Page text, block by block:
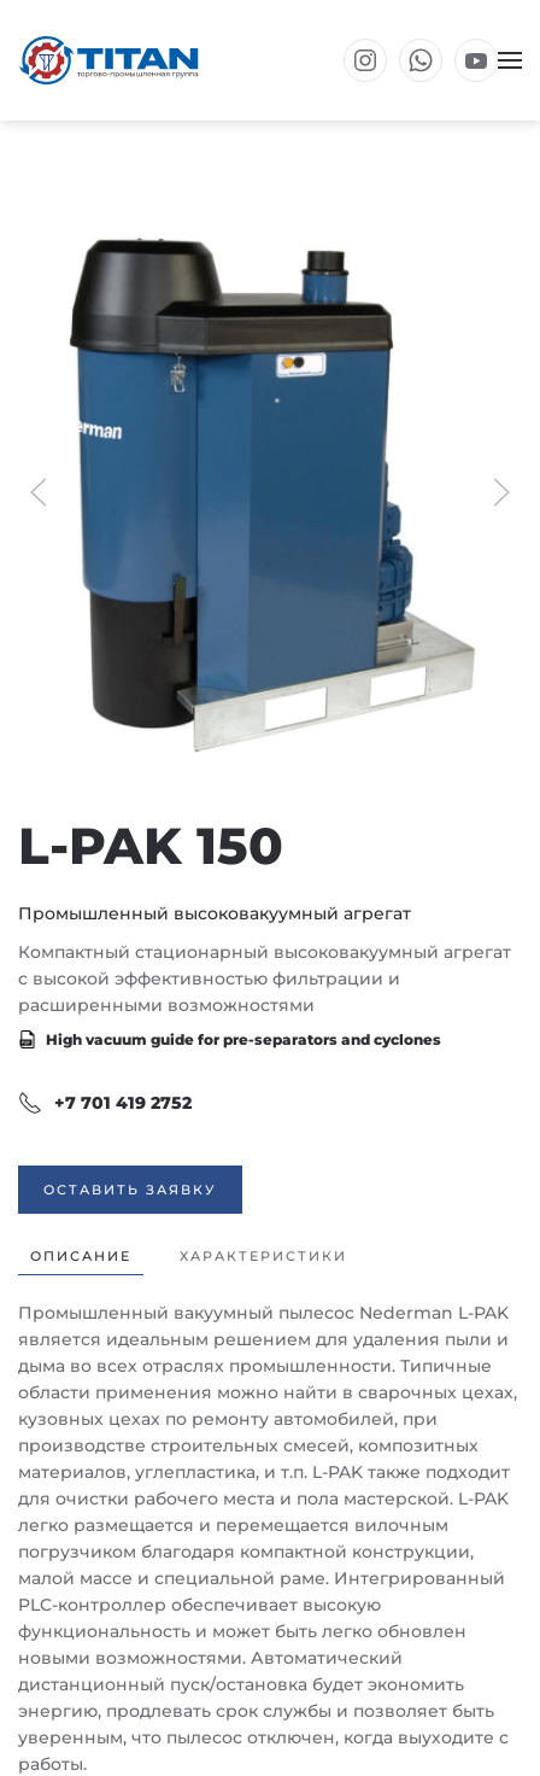
Перейти к основному содержанию
L-PAK 150
Промышленный высоковакуумный агрегат
Компактный стационарный высоковакуумный агрегат
с высокой эффективностью фильтрации и
расширенными возможностями
High vacuum guide for pre-separators and cyclones
+7 701 419 2752
ОСТАВИТЬ ЗАЯВКУ
ОПИСАНИЕ ХАРАКТЕРИСТИКИ
Промышленный вакуумный пылесос Nederman L-PAK
является идеальным решением для удаления пыли и
дыма во всех отраслях промышленности. Типичные
области применения можно найти в сварочных цехах,
кузовных цехах по ремонту автомобилей, при
производстве строительных смесей, композитных
материалов, углепластика, и т.п. L-PAK также подходит
для очистки рабочего места и пола мастерской. L-PAK
легко размещается и перемещается вилочным
погрузчиком благодаря компактной конструкции,
малой массе и специальной раме. Интегрированный
PLC-контроллер обеспечивает высокую
функциональность и может быть легко обновлен
новыми возможностями. Автоматический
дистанционный пуск/остановка будет экономить
энергию, продлевать срок службы и позволяет быть
уверенным, что пылесос отключен, когда выуходите с
работы.